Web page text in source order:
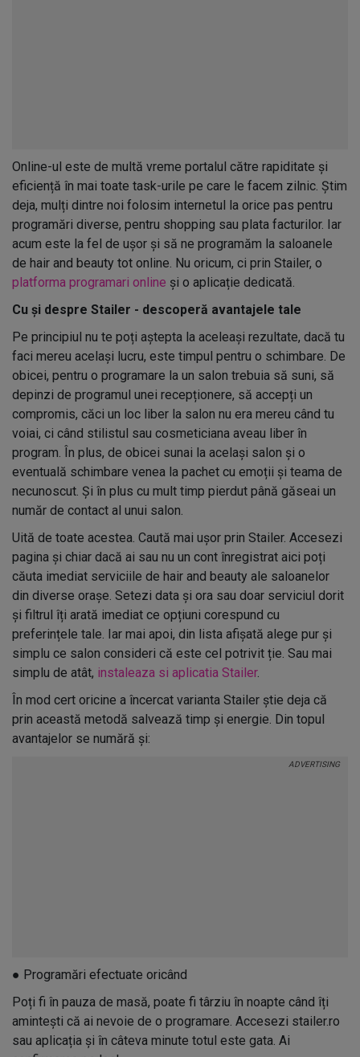
Online-ul este de multă vreme portalul către rapiditate și
eficiență în mai toate task-urile pe care le facem zilnic. Știm
deja, mulți dintre noi folosim internetul la orice pas pentru
programări diverse, pentru shopping sau plata facturilor. Iar
acum este la fel de ușor și să ne programăm la saloanele
de hair and beauty tot online. Nu oricum, ci prin Stailer, o
platforma programari online și o aplicație dedicată.
Cu și despre Stailer - descoperă avantajele tale
Pe principiul nu te poți aștepta la aceleași rezultate, dacă tu
faci mereu același lucru, este timpul pentru o schimbare. De
obicei, pentru o programare la un salon trebuia să suni, să
depinzi de programul unei recepționere, să accepți un
compromis, căci un loc liber la salon nu era mereu când tu
voiai, ci când stilistul sau cosmeticiana aveau liber în
program. În plus, de obicei sunai la același salon și o
eventuală schimbare venea la pachet cu emoții și teama de
necunoscut. Și în plus cu mult timp pierdut până găseai un
număr de contact al unui salon.
Uită de toate acestea. Caută mai ușor prin Stailer. Accesezi
pagina și chiar dacă ai sau nu un cont înregistrat aici poți
căuta imediat serviciile de hair and beauty ale saloanelor
din diverse orașe. Setezi data și ora sau doar serviciul dorit
și filtrul îți arată imediat ce opțiuni corespund cu
preferințele tale. Iar mai apoi, din lista afișată alege pur și
simplu ce salon consideri că este cel potrivit ție. Sau mai
simplu de atât, instaleaza si aplicatia Stailer.
În mod cert oricine a încercat varianta Stailer știe deja că
prin această metodă salvează timp și energie. Din topul
avantajelor se numără și:
● Programări efectuate oricând
Poți fi în pauza de masă, poate fi târziu în noapte când îți
amintești că ai nevoie de o programare. Accesezi stailer.ro
sau aplicația și în câteva minute totul este gata. Ai